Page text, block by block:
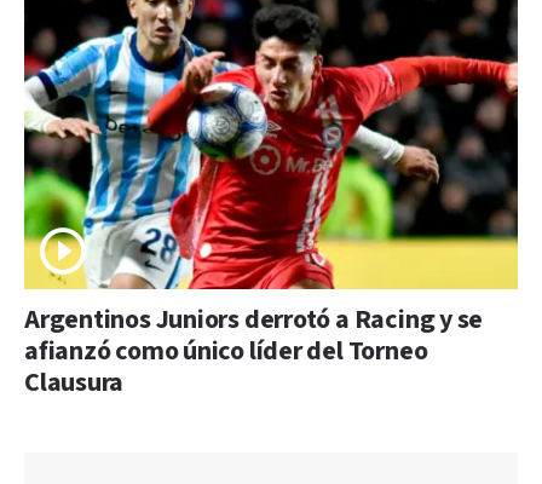
Argentinos Juniors derrotó a Racing y se
afianzó como único líder del Torneo
Clausura